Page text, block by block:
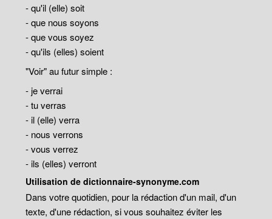
- qu'il (elle) soit
- que nous soyons
- que vous soyez
- qu'ils (elles) soient
"Voir" au futur simple :
- je verrai
- tu verras
- il (elle) verra
- nous verrons
- vous verrez
- ils (elles) verront
Utilisation de dictionnaire-synonyme.com
Dans votre quotidien, pour la rédaction d'un mail, d'un
texte, d'une rédaction, si vous souhaitez éviter les